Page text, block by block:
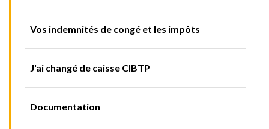
Vos indemnités de congé et les impôts
J'ai changé de caisse CIBTP
Documentation